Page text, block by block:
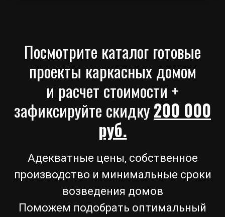
Посмотрите каталог готовые
проекты каркасных домом
и расчет стоимости +
зафиксируйте скидку200 000
руб.
Адекватные цены, собственное
производство и минимальные сроки
возведения домов
Поможем подобрать оптимальный